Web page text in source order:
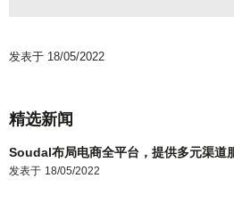
发表于 18/05/2022
侧
边
栏
精选新闻
Soudal布局电商全平台，提供多元渠道
发表于 18/05/2022